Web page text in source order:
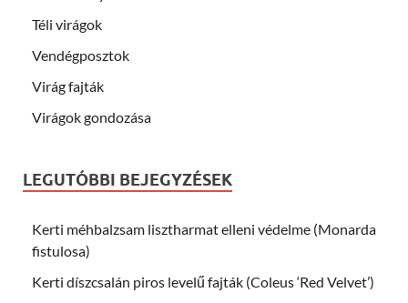
Téli virágok
Vendégposztok
Virág fajták
Virágok gondozása
LEGUTÓBBI BEJEGYZÉSEK
Kerti méhbalzsam lisztharmat elleni védelme (Monarda
fistulosa)
Kerti díszcsalán piros levelű fajták (Coleus ‘Red Velvet’)